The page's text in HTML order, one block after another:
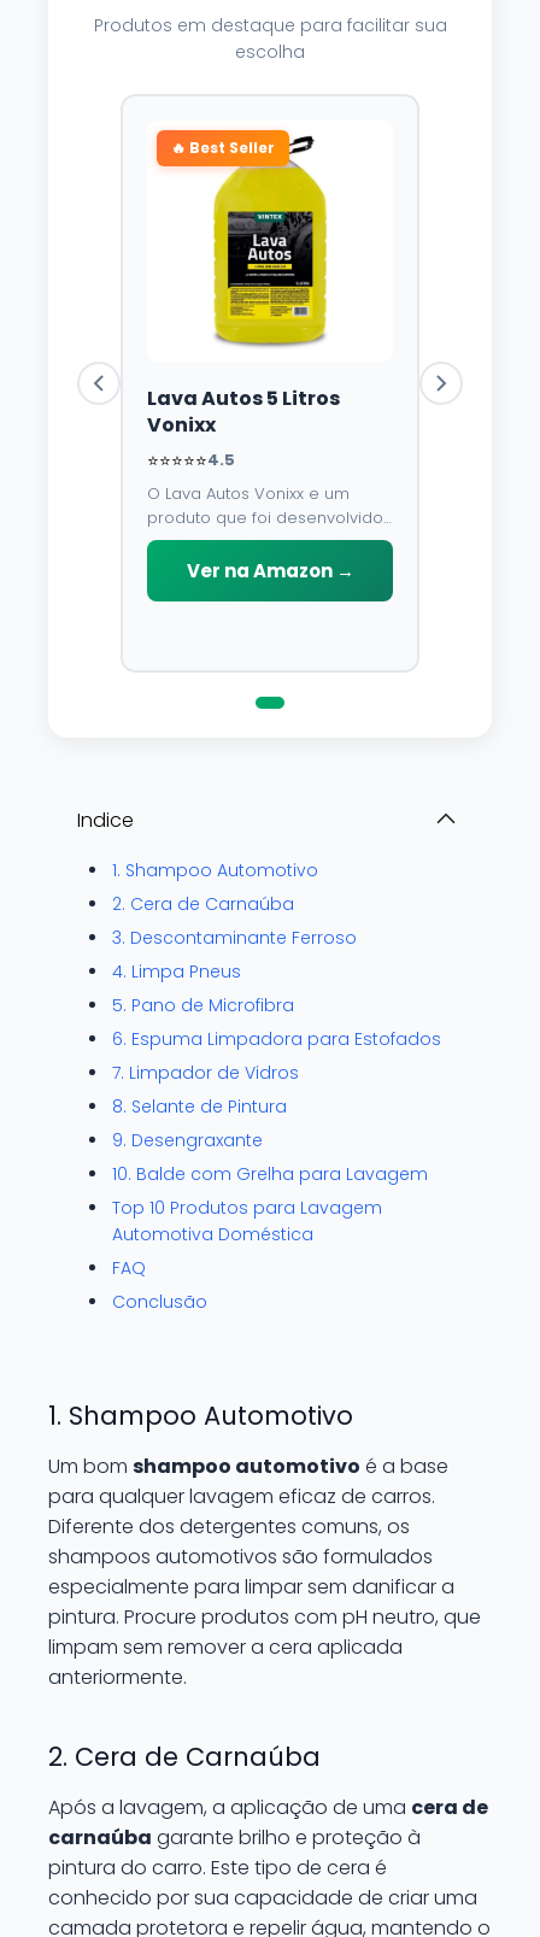
Produtos em destaque para facilitar sua
escolha
🔥 Best Seller
Lava Autos 5 Litros
Vonixx
⭐⭐⭐⭐⭐4.5
O Lava Autos Vonixx e um
produto que foi desenvolvido
para limpar, proteger e
conservar a lataria do veiculo.
Por possuir pH neutro, pode
Ver na Amazon →
Indice
1. Shampoo Automotivo
2. Cera de Carnaúba
3. Descontaminante Ferroso
4. Limpa Pneus
5. Pano de Microfibra
6. Espuma Limpadora para Estofados
7. Limpador de Vidros
8. Selante de Pintura
9. Desengraxante
10. Balde com Grelha para Lavagem
Top 10 Produtos para Lavagem
Automotiva Doméstica
FAQ
Conclusão
1. Shampoo Automotivo
Um bom shampoo automotivo é a base
para qualquer lavagem eficaz de carros.
Diferente dos detergentes comuns, os
shampoos automotivos são formulados
especialmente para limpar sem danificar a
pintura. Procure produtos com pH neutro, que
limpam sem remover a cera aplicada
anteriormente.
2. Cera de Carnaúba
Após a lavagem, a aplicação de uma cera de
carnaúba garante brilho e proteção à
pintura do carro. Este tipo de cera é
conhecido por sua capacidade de criar uma
camada protetora e repelir água, mantendo o